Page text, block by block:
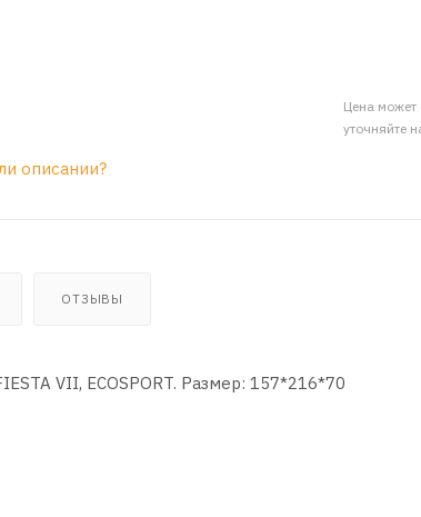
Цена может
уточняйте
описании?
ОТЗЫВЫ
VII, ECOSPORT. Размер: 157*216*70